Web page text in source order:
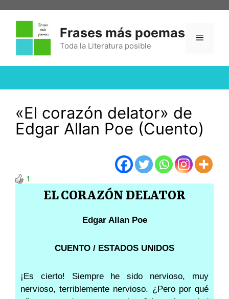
Frases más poemas
Toda la Literatura posible
«El corazón delator» de
Edgar Allan Poe (Cuento)
1
EL CORAZÓN DELATOR
Edgar Allan Poe
CUENTO / ESTADOS UNIDOS
¡Es cierto! Siempre he sido nervioso, muy
nervioso, terriblemente nervioso. ¿Pero por qué